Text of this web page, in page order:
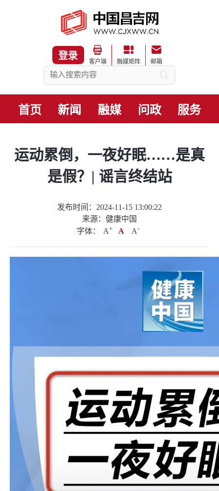
登录
客户端 融媒矩阵 邮箱
首页 新闻 融媒 问政 服务
运动累倒，一夜好眠……是真
是假？| 谣言终结站
发布时间：2024-11-15 13:00:22
来源：健康中国
字体：
A+ A A-